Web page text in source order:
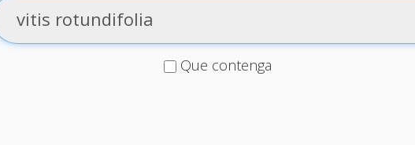
Que contenga